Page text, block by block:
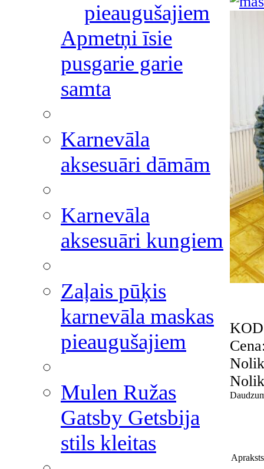
pieaugušajiem
Apmetņi īsie
pusgarie garie
samta
Karnevāla
aksesuāri dāmām
Karnevāla
aksesuāri kungiem
Zaļais pūķis
karnevāla maskas
pieaugušajiem
Mulen Ružas
Gatsby Getsbija
stils kleitas
Apraksts